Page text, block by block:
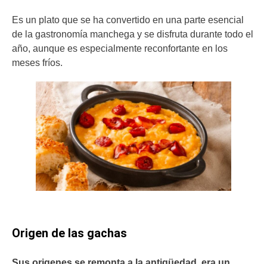
Es un plato que se ha convertido en una parte esencial
de la gastronomía manchega y se disfruta durante todo el
año, aunque es especialmente reconfortante en los
meses fríos.
Origen de las gachas